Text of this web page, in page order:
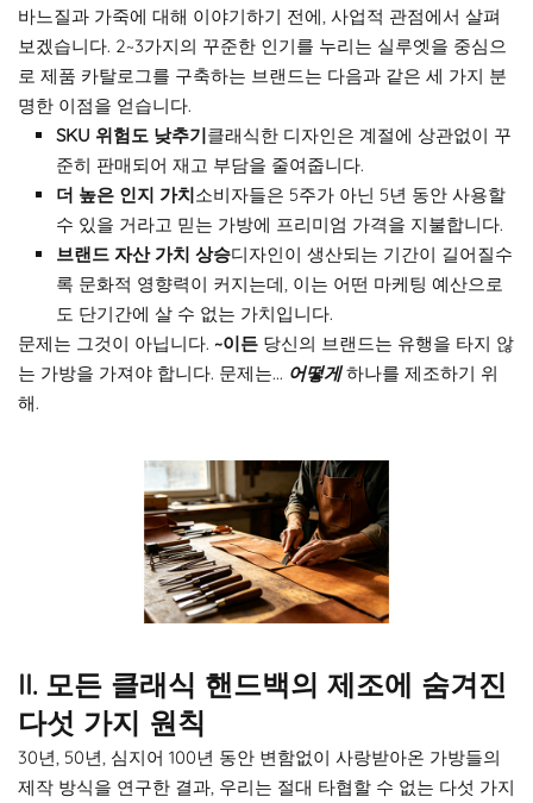
바느질과 가죽에 대해 이야기하기 전에, 사업적 관점에서 살펴
보겠습니다. 2~3가지의 꾸준한 인기를 누리는 실루엣을 중심으
로 제품 카탈로그를 구축하는 브랜드는 다음과 같은 세 가지 분
명한 이점을 얻습니다.
SKU 위험도 낮추기클래식한 디자인은 계절에 상관없이 꾸
준히 판매되어 재고 부담을 줄여줍니다.
더 높은 인지 가치소비자들은 5주가 아닌 5년 동안 사용할
수 있을 거라고 믿는 가방에 프리미엄 가격을 지불합니다.
브랜드 자산 가치 상승디자인이 생산되는 기간이 길어질수
록 문화적 영향력이 커지는데, 이는 어떤 마케팅 예산으로
도 단기간에 살 수 없는 가치입니다.
문제는 그것이 아닙니다. ~이든 당신의 브랜드는 유행을 타지 않
는 가방을 가져야 합니다. 문제는... 어떻게하나를 제조하기 위
해.
II. 모든 클래식 핸드백의 제조에 숨겨진
다섯 가지 원칙
30년, 50년, 심지어 100년 동안 변함없이 사랑받아온 가방들의
제작 방식을 연구한 결과, 우리는 절대 타협할 수 없는 다섯 가지